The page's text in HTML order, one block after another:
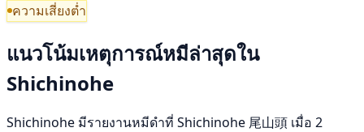
ความเสี่ยงต่ำ
แนวโน้มเหตุการณ์หมีล่าสุดใน
Shichinohe
Shichinohe มีรายงานหมีดำที่ Shichinohe 尾山頭 เมื่อ 2